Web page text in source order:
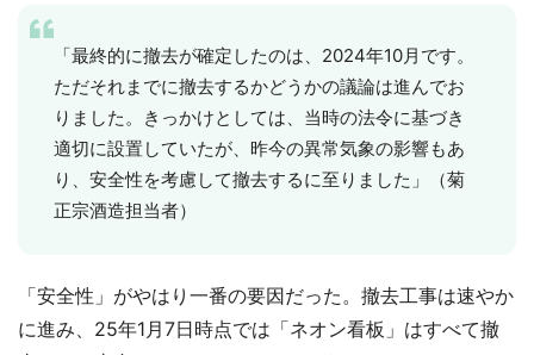
「最終的に撤去が確定したのは、2024年10月です。
ただそれまでに撤去するかどうかの議論は進んでお
りました。きっかけとしては、当時の法令に基づき
適切に設置していたが、昨今の異常気象の影響もあ
り、安全性を考慮して撤去するに至りました」（菊
正宗酒造担当者）
「安全性」がやはり一番の要因だった。撤去工事は速やか
に進み、25年1月7日時点では「ネオン看板」はすべて撤